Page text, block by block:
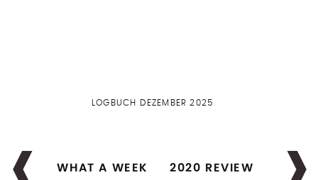
LOGBUCH DEZEMBER 2025
WHAT A WEEK 2020 REVIEW